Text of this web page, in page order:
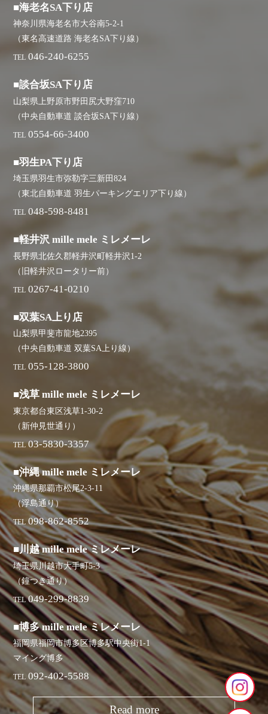
■海老名SA下り店
神奈川県海老名市大谷南5-2-1
（東名高速道路 海老名SA下り線）
TEL 046-240-6255
■談合坂SA下り店
山梨県上野原市野田尻大野窪710
（中央自動車道 談合坂SA下り線）
TEL 0554-66-3400
■羽生PA下り店
埼玉県羽生市弥勒字三新田824
（東北自動車道 羽生パーキングエリア下り線）
TEL 048-598-8481
■軽井沢 mille mele ミレメーレ
長野県北佐久郡軽井沢町軽井沢1-2
（旧軽井沢ロータリー前）
TEL 0267-41-0210
■双葉SA上り店
山梨県甲斐市龍地2395
（中央自動車道 双葉SA上り線）
TEL 055-128-3800
■浅草 mille mele ミレメーレ
東京都台東区浅草1-30-2
（新仲見世通り）
TEL 03-5830-3357
■沖縄 mille mele ミレメーレ
沖縄県那覇市松尾2-3-11
（浮島通り）
TEL 098-862-8552
■川越 mille mele ミレメーレ
埼玉県川越市大手町5-3
（鐘つき通り）
TEL 049-299-8839
■博多 mille mele ミレメーレ
福岡県福岡市博多区博多駅中央街1-1
マイング博多
TEL 092-402-5588
Read more